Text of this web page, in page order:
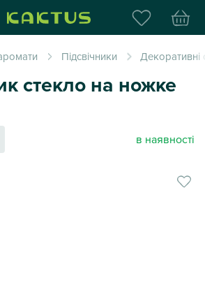
Інтернет-магазин
Підсвічники Декоративні
стекло на ножке
в наявності